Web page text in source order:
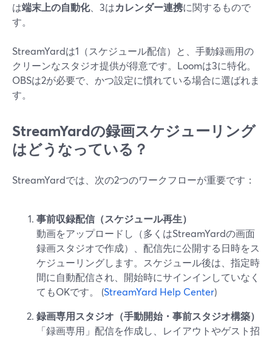
は端末上の自動化、3はカレンダー連携に関するもので
す。
StreamYardは1（スケジュール配信）と、手動録画用の
クリーンなスタジオ提供が得意です。Loomは3に特化。
OBSは2が必要で、かつ設定に慣れている場合に選ばれま
す。
StreamYardの録画スケジューリング
はどうなっている？
StreamYardでは、次の2つのワークフローが重要です：
事前収録配信（スケジュール再生）
動画をアップロードし（多くはStreamYardの画面
録画スタジオで作成）、配信先に公開する日時をス
ケジューリングします。スケジュール後は、指定時
間に自動配信され、開始時にサインインしていなく
てもOKです。 (StreamYard Help Center)
録画専用スタジオ（手動開始・事前スタジオ構築）
「録画専用」配信を作成し、レイアウトやゲスト招